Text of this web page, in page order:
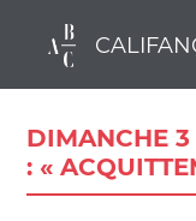
DIMANCHE
: «